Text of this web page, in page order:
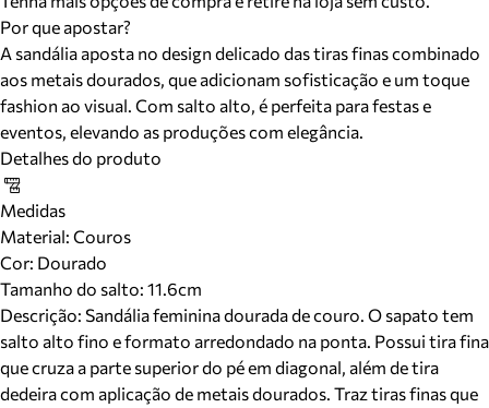
Por que apostar?
A sandália aposta no design delicado das tiras finas combinado
aos metais dourados, que adicionam sofisticação e um toque
fashion ao visual. Com salto alto, é perfeita para festas e
eventos, elevando as produções com elegância.
Detalhes do produto
Medidas
Material: Couros
Cor: Dourado
Tamanho do salto: 11.6cm
Descrição: Sandália feminina dourada de couro. O sapato tem
salto alto fino e formato arredondado na ponta. Possui tira fina
que cruza a parte superior do pé em diagonal, além de tira
dedeira com aplicação de metais dourados. Traz tiras finas que